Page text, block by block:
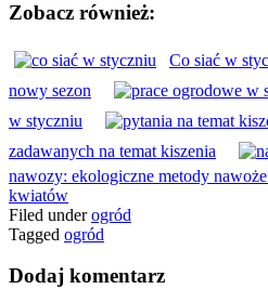
Zobacz również:
Co siać w
nowy sezon
w styczniu
zadawanych na temat kiszenia
nawozy: ekologiczne metody
kwiatów
Filed underogród
Tagged ogród
Dodaj komentarz